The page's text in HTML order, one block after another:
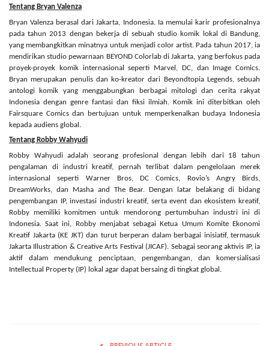
Tentang Bryan Valenza
Bryan Valenza berasal dari Jakarta, Indonesia. Ia memulai karir profesionalnya
pada tahun 2013 dengan bekerja di sebuah studio komik lokal di Bandung,
yang membangkitkan minatnya untuk menjadi color artist. Pada tahun 2017, ia
mendirikan studio pewarnaan BEYOND Colorlab di Jakarta, yang berfokus pada
proyek-proyek komik internasional seperti Marvel, DC, dan Image Comics.
Bryan merupakan penulis dan ko-kreator dari Beyondtopia Legends, sebuah
antologi komik yang menggabungkan berbagai mitologi dan cerita rakyat
Indonesia dengan genre fantasi dan fiksi ilmiah. Komik ini diterbitkan oleh
Fairsquare Comics dan bertujuan untuk memperkenalkan budaya Indonesia
kepada audiens global.
Tentang Robby Wahyudi
Robby Wahyudi adalah seorang profesional dengan lebih dari 18 tahun
pengalaman di industri kreatif, pernah terlibat dalam pengelolaan merek
internasional seperti Warner Bros, DC Comics, Rovio’s Angry Birds,
DreamWorks, dan Masha and The Bear. Dengan latar belakang di bidang
pengembangan IP, investasi industri kreatif, serta event dan ekosistem kreatif,
Robby memiliki komitmen untuk mendorong pertumbuhan industri ini di
Indonesia. Saat ini, Robby menjabat sebagai Ketua Umum Komite Ekonomi
Kreatif Jakarta (KE JKT) dan turut berperan dalam berbagai inisiatif, termasuk
Jakarta Illustration & Creative Arts Festival (JICAF). Sebagai seorang aktivis IP, ia
aktif dalam mendukung penciptaan, pengembangan, dan komersialisasi
Intellectual Property (IP) lokal agar dapat bersaing di tingkat global.